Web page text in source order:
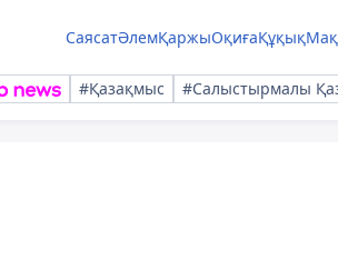
СаясатӘлемҚаржыОқиғаҚұқық
#Қазақмыс #Салыстырмалы